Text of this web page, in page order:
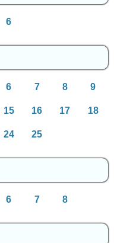
6
6 7 8 9
15 16 17 18
24 25
6 7 8